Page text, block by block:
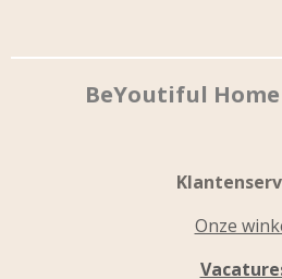
BeYoutiful
Onze